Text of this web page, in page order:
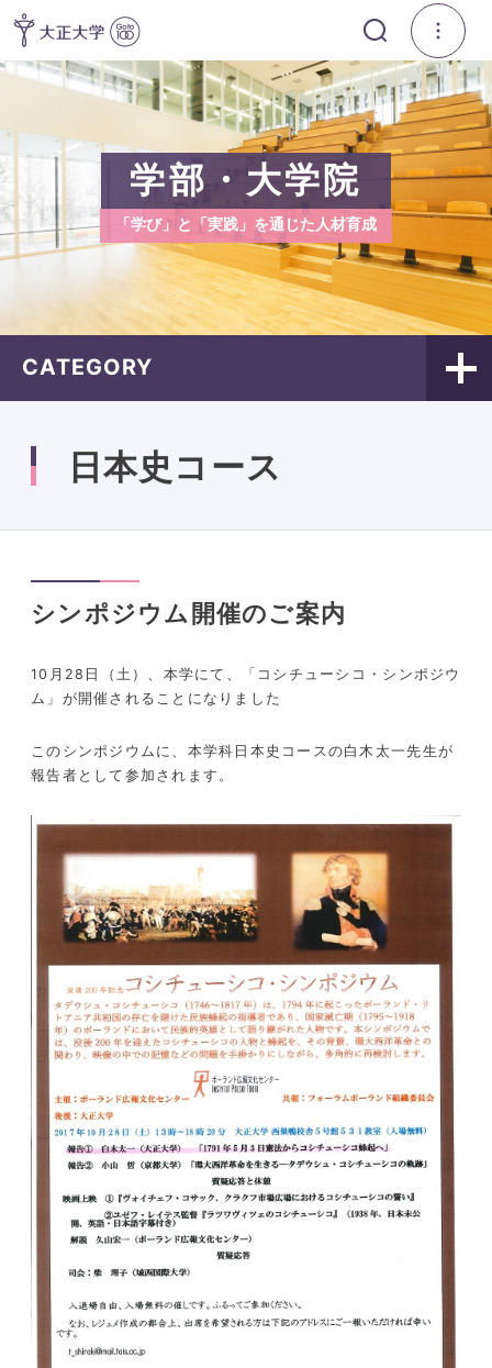
学部・大学院
「学び」と「実践」を通じた人材育成
CATEGORY
日本史コース
シンポジウム開催のご案内
10 月 28 日（土）、本学にて、「コシチューシコ・シンポジウ
ム」が開催されることになりました
このシンポジウムに、本学科日本史コースの白木太一先生が
報告者として参加されます。